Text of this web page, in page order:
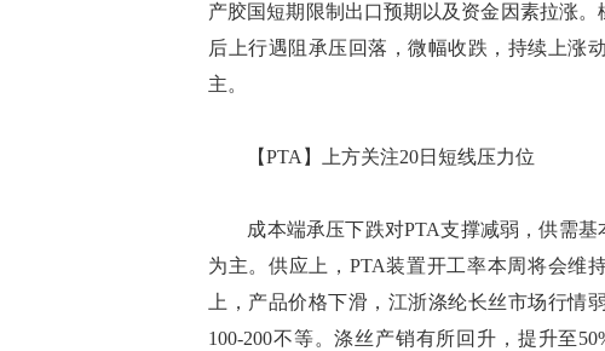
产胶国短期限制出口预期以及资金因素拉涨
后上行遇阻承压回落，微幅收跌，持续上涨
主。
【PTA】上方关注20日短线压力位
成本端承压下跌对PTA支撑减弱，供需基
为主。供应上，PTA装置开工率本周将会维
上，产品价格下滑，江浙涤纶长丝市场行情
100-200不等。涤丝产销有所回升，提升至